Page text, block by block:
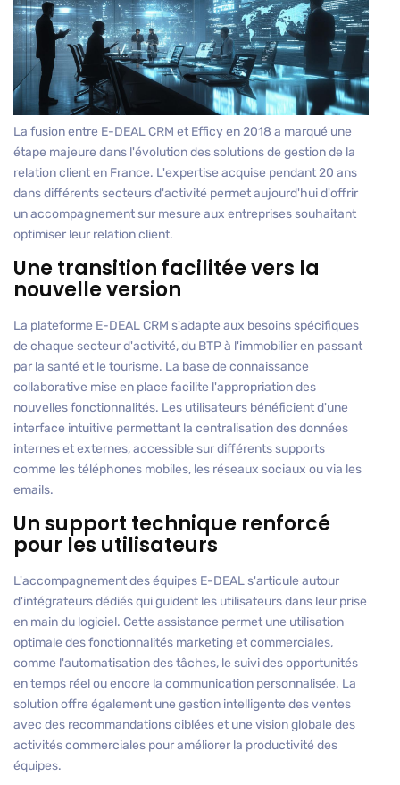
La fusion entre E-DEAL CRM et Efficy en 2018 a marqué une
étape majeure dans l'évolution des solutions de gestion de la
relation client en France. L'expertise acquise pendant 20 ans
dans différents secteurs d'activité permet aujourd'hui d'offrir
un accompagnement sur mesure aux entreprises souhaitant
optimiser leur relation client.
Une transition facilitée vers la
nouvelle version
La plateforme E-DEAL CRM s'adapte aux besoins spécifiques
de chaque secteur d'activité, du BTP à l'immobilier en passant
par la santé et le tourisme. La base de connaissance
collaborative mise en place facilite l'appropriation des
nouvelles fonctionnalités. Les utilisateurs bénéficient d'une
interface intuitive permettant la centralisation des données
internes et externes, accessible sur différents supports
comme les téléphones mobiles, les réseaux sociaux ou via les
emails.
Un support technique renforcé
pour les utilisateurs
L'accompagnement des équipes E-DEAL s'articule autour
d'intégrateurs dédiés qui guident les utilisateurs dans leur prise
en main du logiciel. Cette assistance permet une utilisation
optimale des fonctionnalités marketing et commerciales,
comme l'automatisation des tâches, le suivi des opportunités
en temps réel ou encore la communication personnalisée. La
solution offre également une gestion intelligente des ventes
avec des recommandations ciblées et une vision globale des
activités commerciales pour améliorer la productivité des
équipes.